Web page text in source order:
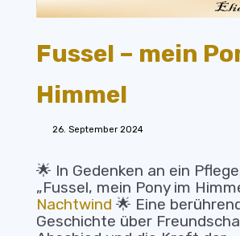
Fussel – mein
Himmel
26. September 2024
🌟 In Gedenken an ein
„Fussel, mein Pony im
Nachtwind 🌟 Eine
Geschichte über